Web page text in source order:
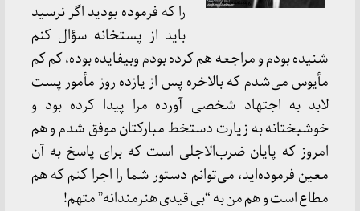
را که فرموده بودید اگر نرسید
باید از پستخانه سؤال کنم
شنیده بودم و مراجعه هم کرده بودم وبیفایده بوده، کم کم
مأیوس می‌شدم که بالاخره پس از یازده روز مأمور پست
لابد به اجتهاد شخصی آورده مرا پیدا کرده بود و
خوشبختانه به زیارت دستخط مبارکتان موفق شدم و هم
امروز که پایان ضرب‌الاجلی است که برای پاسخ به آن
معین فرموده‌اید، می‌توانم دستور شما را اجرا کنم که هم
مطاع است و هم من به “بی قیدی هنرمندانه” متهم!